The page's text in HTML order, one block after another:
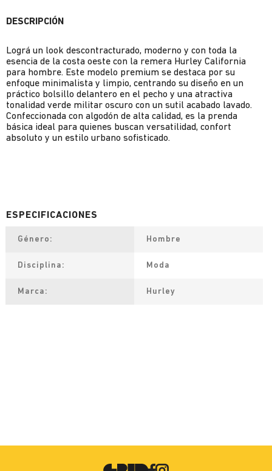
DESCRIPCIÓN
Lográ un look descontracturado, moderno y con toda la
esencia de la costa oeste con la remera Hurley California
para hombre. Este modelo premium se destaca por su
enfoque minimalista y limpio, centrando su diseño en un
práctico bolsillo delantero en el pecho y una atractiva
tonalidad verde militar oscuro con un sutil acabado lavado.
Confeccionada con algodón de alta calidad, es la prenda
básica ideal para quienes buscan versatilidad, confort
absoluto y un estilo urbano sofisticado.
Género Hombre
Disciplina Moda
Marca Hurley